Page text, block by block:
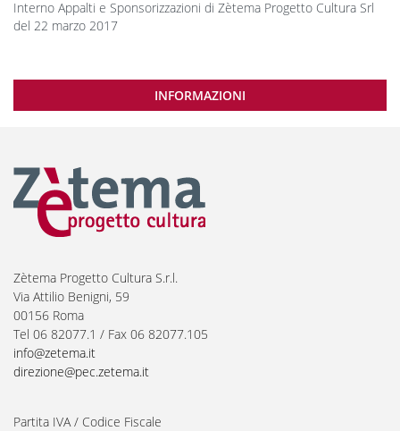
Interno Appalti e Sponsorizzazioni di Zètema Progetto Cultura Srl
del 22 marzo 2017
INFORMAZIONI
Zètema Progetto Cultura S.r.l.
Via Attilio Benigni, 59
00156 Roma
Tel 06 82077.1 / Fax 06 82077.105
info@zetema.it
direzione@pec.zetema.it
Partita IVA / Codice Fiscale